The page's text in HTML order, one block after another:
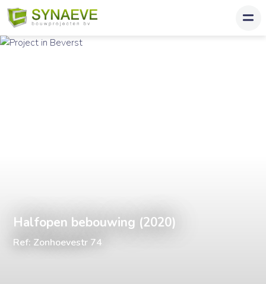
Halfopen bebouwing (2020)
Ref: Zonhoevestr 74